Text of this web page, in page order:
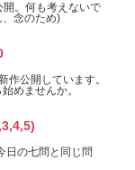
開。何も考えないで
念のため)
作公開しています。
めませんか。
日の七問と同じ問